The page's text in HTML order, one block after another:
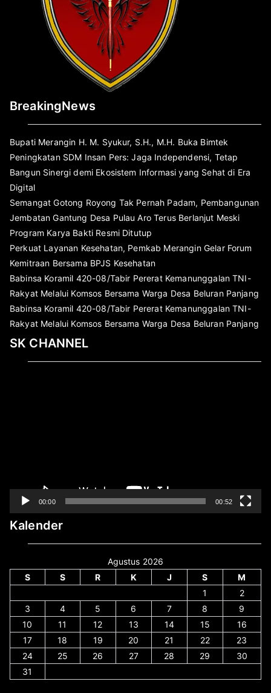
BreakingNews
Bupati Merangin H. M. Syukur, S.H., M.H. Buka Bimtek
Peningkatan SDM Insan Pers: Jaga Independensi, Tetap
Bangun Sinergi demi Ekosistem Informasi yang Sehat di Era
Digital
Semangat Gotong Royong Tak Pernah Padam, Pembangunan
Jembatan Gantung Desa Pulau Aro Terus Berlanjut Meski
Program Karya Bakti Resmi Ditutup
Perkuat Layanan Kesehatan, Pemkab Merangin Gelar Forum
Kemitraan Bersama BPJS Kesehatan
Babinsa Koramil 420-08/Tabir Pererat Kemanunggalan TNI-
Rakyat Melalui Komsos Bersama Warga Desa Beluran Panjang
Babinsa Koramil 420-08/Tabir Pererat Kemanunggalan TNI-
Rakyat Melalui Komsos Bersama Warga Desa Beluran Panjang
SK CHANNEL
00:00 00:52
Kalender
Agustus 2026
S
S R K J S
M
1
2
3
4 5 6 7 8
9
10
11 12 13 14 15
16
17
18 19 20 21 22
23
24
25 26 27 28 29
30
31